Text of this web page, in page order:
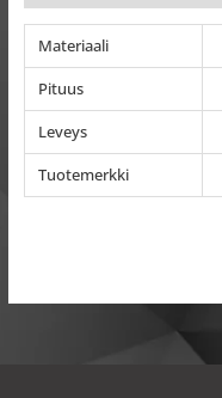
Materiaali
Pituus
Leveys
Tuotemerkki